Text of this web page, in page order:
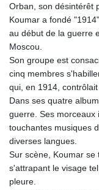
Orban, son désintérêt
Koumar a fondé
au début de la guerre
Moscou.
Son groupe est
cinq membres
qui, en 1914,
Dans ses quatre
guerre. Ses morceaux
touchantes musiques
diverses langues.
Sur scène, Koumar se
s'attrapant le visage
pleure.